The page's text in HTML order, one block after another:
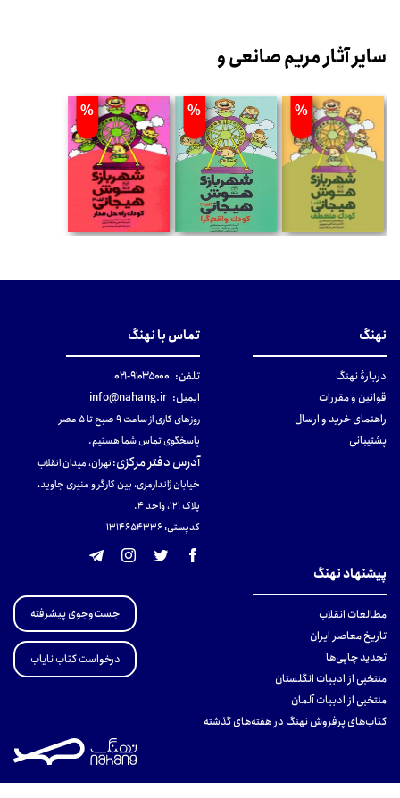
سایر آثار مریم صانعی و
%
%
%
نهنگ
دربارهٔ نهنگ
قوانین و مقررات
راهنمای خرید و ارسال
پشتیبانی
تماس با نهنگ
تلفن: ۹۱۰۳۵۰۰۰-۰۲۱
ایمیل: info@nahang.ir
روزهای کاری از ساعت ۹ صبح تا ۵ عصر
پاسخگوی تماس شما هستیم.
آدرس دفتر مرکزی:تهران، میدان انقلاب
خیابان ژاندارمری، بین کارگر و منیری جاوید،
پلاک 121، واحد ۴.
کدپستی: 131465433۶
پیشنهاد نهنگ
مطالعات انقلاب
تاریخ معاصر ایران
تجدید چاپی‌ها
منتخبی از ادبیات انگلستان
منتخبی از ادبیات آلمان
کتاب‌های پرفروش نهنگ در هفته‌های گذشته
جست‌وجوی پیشرفته
درخواست کتاب نایاب